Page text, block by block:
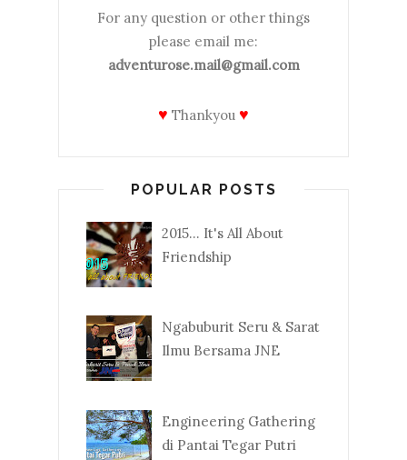
For any question or other things
please email me:
adventurose.mail@gmail.com
♥ Thankyou ♥
POPULAR POSTS
2015... It's All About
Friendship
Ngabuburit Seru & Sarat
Ilmu Bersama JNE
Engineering Gathering
di Pantai Tegar Putri